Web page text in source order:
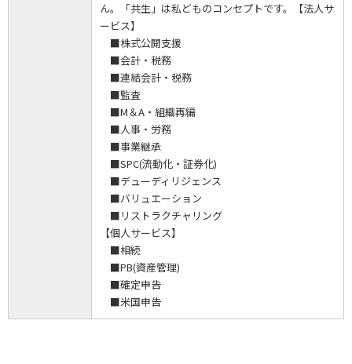
ん。「共生」は私どものコンセプトです。【法人サ
ービス】
■株式公開支援
■会計・税務
■連結会計・税務
■監査
■M＆A・組織再編
■人事・労務
■事業継承
■SPC(流動化・証券化)
■デューディリジェンス
■バリュエーション
■リストラクチャリング
【個人サービス】
■相続
■PB(資産管理)
■確定申告
■米国申告